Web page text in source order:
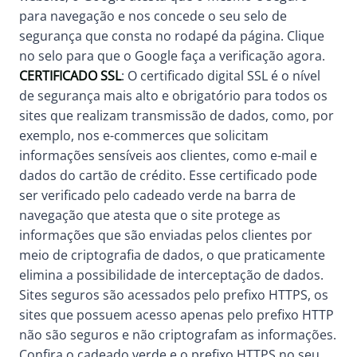
para navegação e nos concede o seu selo de
segurança que consta no rodapé da página. Clique
no selo para que o Google faça a verificação agora.
CERTIFICADO SSL: O certificado digital SSL é o nível
de segurança mais alto e obrigatório para todos os
sites que realizam transmissão de dados, como, por
exemplo, nos e-commerces que solicitam
informações sensíveis aos clientes, como e-mail e
dados do cartão de crédito. Esse certificado pode
ser verificado pelo cadeado verde na barra de
navegação que atesta que o site protege as
informações que são enviadas pelos clientes por
meio de criptografia de dados, o que praticamente
elimina a possibilidade de interceptação de dados.
Sites seguros são acessados pelo prefixo HTTPS, os
sites que possuem acesso apenas pelo prefixo HTTP
não são seguros e não criptografam as informações.